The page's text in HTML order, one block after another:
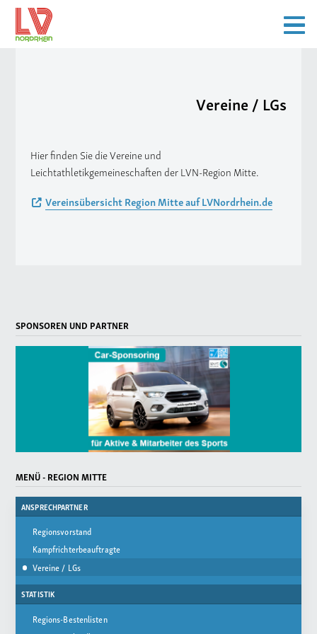
Vereine / LGs
Hier finden Sie die Vereine und
Leichtathletikgemeineschaften der LVN-Region Mitte.
Vereinsübersicht Region Mitte auf LVNordrhein.de
SPONSOREN UND PARTNER
MENÜ - REGION MITTE
ANSPRECHPARTNER
Regionsvorstand
Kampfrichterbeauftragte
Vereine / LGs
STATISTIK
Regions-Bestenlisten